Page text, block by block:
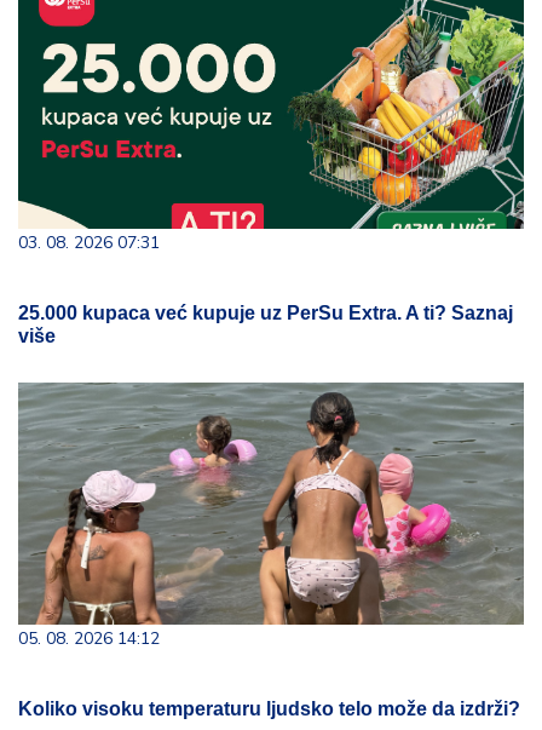
03. 08. 2026 07:31
25.000 kupaca već kupuje uz PerSu Extra. A ti? Saznaj
više
05. 08. 2026 14:12
Koliko visoku temperaturu ljudsko telo može da izdrži?